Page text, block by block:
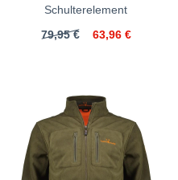
Schulterelement
79,95 €
63,96 €